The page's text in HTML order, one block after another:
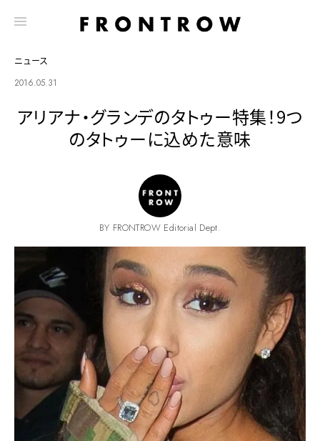
ニュース
2016.05.31
アリアナ・グランデのタトゥー特集！9つ
のタトゥーに込めた意味
BY FRONTROW Editorial Dept.